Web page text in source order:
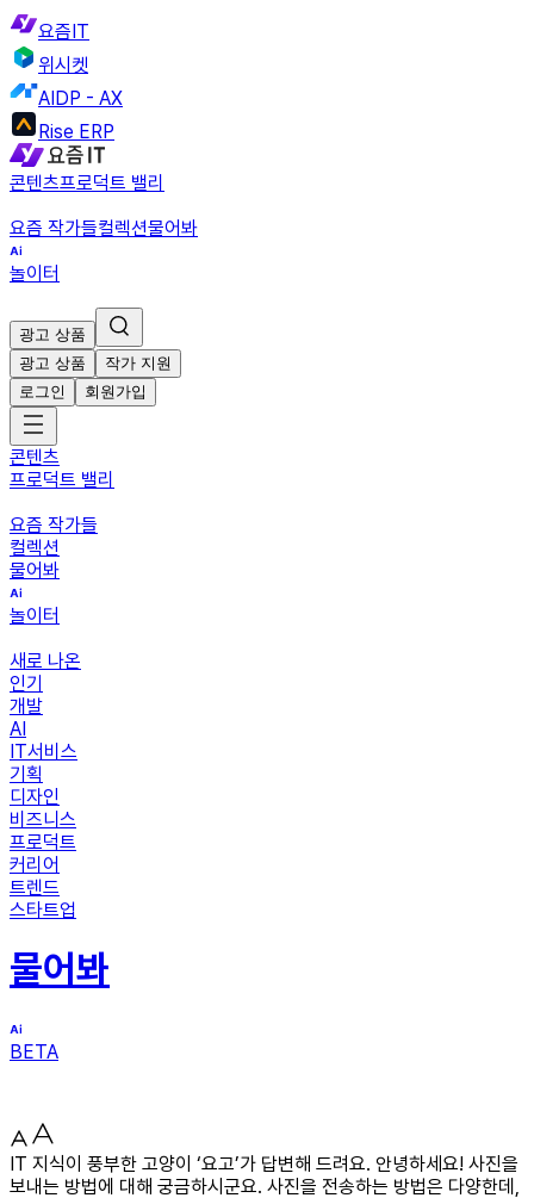
요즘IT
위시켓
AIDP - AX
Rise ERP
콘텐츠프로덕트 밸리
요즘 작가들컬렉션물어봐
놀이터
광고 상품
광고 상품
작가 지원
로그인
회원가입
콘텐츠
프로덕트 밸리
요즘 작가들
컬렉션
물어봐
놀이터
새로 나온
인기
개발
AI
IT서비스
기획
디자인
비즈니스
프로덕트
커리어
트렌드
스타트업
물어봐
BETA
IT 지식이 풍부한 고양이 ‘요고’가 답변해 드려요. 안녕하세요! 사진을
보내는 방법에 대해 궁금하시군요. 사진을 전송하는 방법은 다양한데,